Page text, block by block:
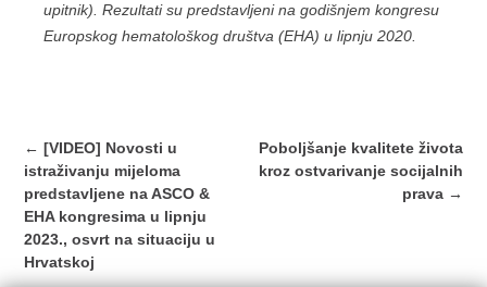
upitnik). Rezultati su predstavljeni na godišnjem kongresu
Europskog hematološkog društva (EHA) u lipnju 2020.
Post
navigation
← [VIDEO] Novosti u
istraživanju mijeloma
predstavljene na ASCO &
EHA kongresima u lipnju
2023., osvrt na situaciju u
Hrvatskoj
Poboljšanje kvalitete života
kroz ostvarivanje socijalnih
prava →